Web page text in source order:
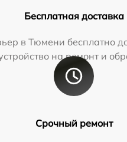
Бесплатная доставка
в Тюмени бесплатно
на ремонт и
Срочный ремонт